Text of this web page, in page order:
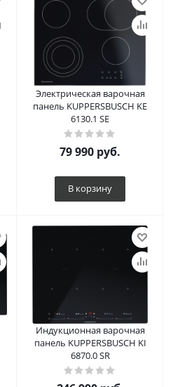
Электрическая варочная
панель KUPPERSBUSCH KE
6130.1 SE
79 990 руб.
В корзину
Индукционная варочная
панель KUPPERSBUSCH KI
6870.0 SR